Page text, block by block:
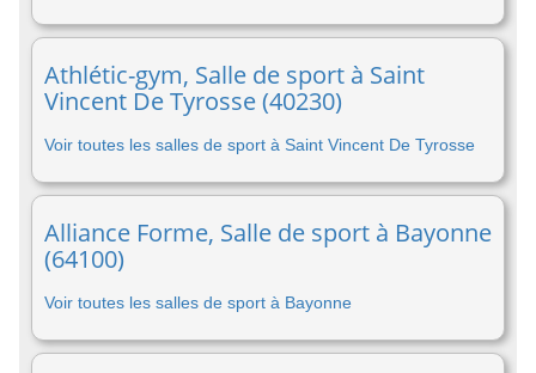
Athlétic-gym, Salle de sport à Saint
Vincent De Tyrosse (40230)
Voir toutes les salles de sport à Saint Vincent De Tyrosse
Alliance Forme, Salle de sport à Bayonne
(64100)
Voir toutes les salles de sport à Bayonne